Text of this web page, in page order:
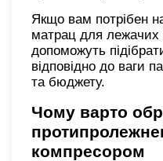
Якщо вам потрібен
матрац для
допоможуть
відповідно до ваги
та бюджету.
Чому варто
компресором